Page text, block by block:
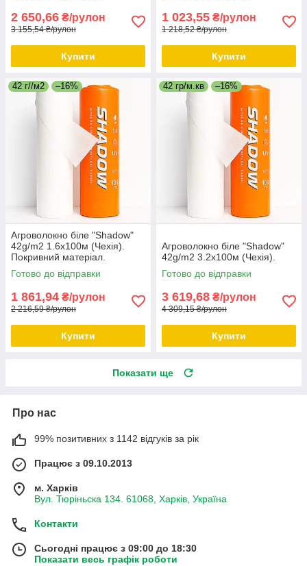
2 650,66 ₴/рулон
3 155,54 ₴/рулон
Купити
1 023,55 ₴/рулон
1 218,52 ₴/рулон
Купити
42 г//м2 –16%
Агроволокно біле "Shadow"
42g/m2 1.6х100м (Чехія).
Покривний матеріал.
Готово до відправки
1 861,94 ₴/рулон
2 216,59 ₴/рулон
Купити
42 гр/м.кв –16%
Агроволокно біле "Shadow"
42g/m2 3.2х100м (Чехія).
Готово до відправки
3 619,68 ₴/рулон
4 309,15 ₴/рулон
Купити
Показати ще
Про нас
99% позитивних з 1142 відгуків за рік
Працює з 09.10.2013
м. Харків
Вул. Тюріньска 134. 61068, Харків, Україна
Контакти
Сьогодні працює з 09:00 до 18:30
Показати весь графік роботи